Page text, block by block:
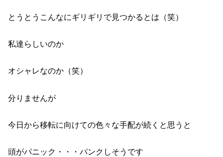
とうとうこんなにギリギリで見つかるとは（笑）
私達らしいのか
オシャレなのか（笑）
分りませんが
今日から移転に向けての色々な手配が続くと思うと
頭がパニック・・・パンクしそうです